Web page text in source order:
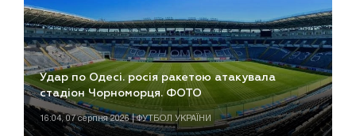
Удар по Одесі. росія ракетою атакувала
стадіон Чорноморця. ФОТО
16:04, 07 серпня 2026 | ФУТБОЛ УКРАЇНИ